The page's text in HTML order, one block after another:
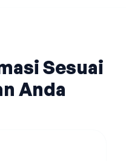
Sesuai
Anda